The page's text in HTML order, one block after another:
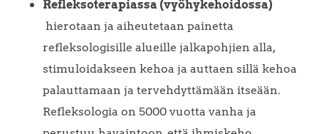
Refleksoterapiassa (vyöhykehoidossa)
hierotaan ja aiheutetaan painetta
refleksologisille alueille jalkapohjien alla,
stimuloidakseen kehoa ja auttaen sillä kehoa
palauttamaan ja tervehdyttämään itseään.
Refleksologia on 5000 vuotta vanha ja